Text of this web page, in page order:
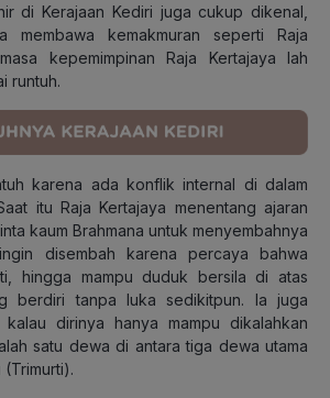
di Kerajaan Kediri juga cukup dikenal,
membawa kemakmuran seperti Raja
kepemimpinan Raja Kertajaya lah
runtuh.
karena ada konflik internal di dalam
itu Raja Kertajaya menentang ajaran
kaum Brahmana untuk menyembahnya
disembah karena percaya bahwa
hingga mampu duduk bersila di atas
berdiri tanpa luka sedikitpun. Ia juga
kalau dirinya hanya mampu dikalahkan
satu dewa di antara tiga dewa utama
(Trimurti).